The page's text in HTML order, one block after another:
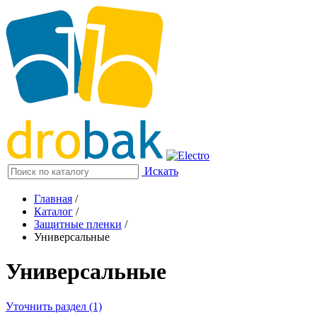
Искать
Главная /
Каталог /
Защитные пленки /
Универсальные
Универсальные
Уточнить раздел (1)